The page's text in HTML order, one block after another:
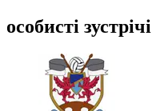
особисті зустрічі